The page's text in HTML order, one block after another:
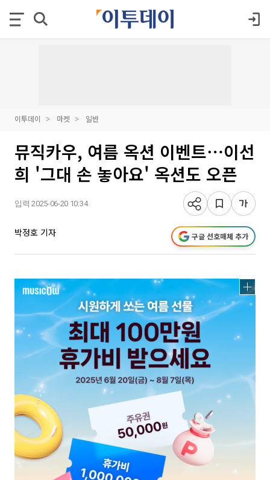
이투데이 마켓 일반
뮤직카우, 여름 옥션 이벤트⋯이선
희 '그대 손 놓아요' 옥션도 오픈
입력 2025-06-20 10:34
박정호 기자 구글 선호매체 추가